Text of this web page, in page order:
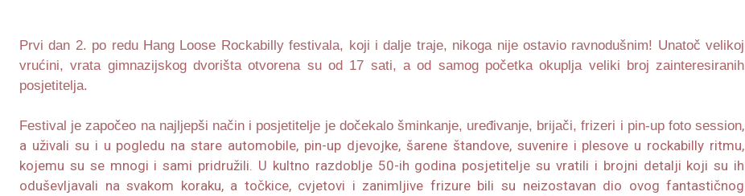
Prvi dan 2. po redu Hang Loose Rockabilly festivala, koji i dalje traje, nikoga nije ostavio ravnodušnim! Unatoč velikoj
vrućini, vrata gimnazijskog dvorišta otvorena su od 17 sati, a od samog početka okuplja veliki broj zainteresiranih
posjetitelja.
Festival je započeo na najljepši način i posjetitelje je dočekalo šminkanje, uređivanje, brijači, frizeri i pin-up foto session,
a uživali su i u pogledu na stare automobile, pin-up djevojke, šarene štandove, suvenire i plesove u rockabilly ritmu,
kojemu su se mnogi i sami pridružili. U kultno razdoblje 50-ih godina posjetitelje su vratili i brojni detalji koji su ih
oduševljavali na svakom koraku, a točkice, cvjetovi i zanimljive frizure bili su neizostavan dio ovog fantastičnog